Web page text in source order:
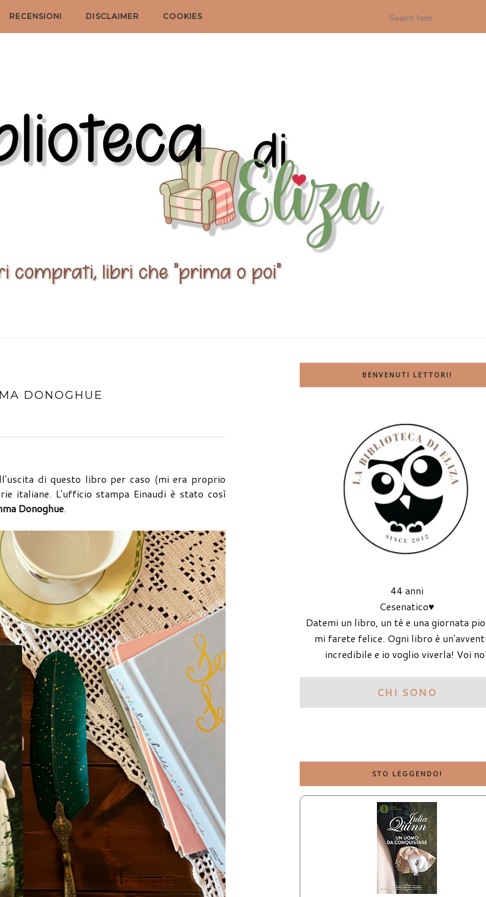
RECENSIONI DISCLAIMER COOKIES
DONOGHUE
di questo libro per caso (mi era proprio
italiane. L'ufficio stampa Einaudi è stato così
Donoghue.
BENVENUTI LETTORI!
44 anni
Cesenatico♥
Datemi un libro, un tè e una giornata
mi farete felice. Ogni libro è
incredibile e io voglio viverla! Voi
CHI SONO
STO LEGGENDO!